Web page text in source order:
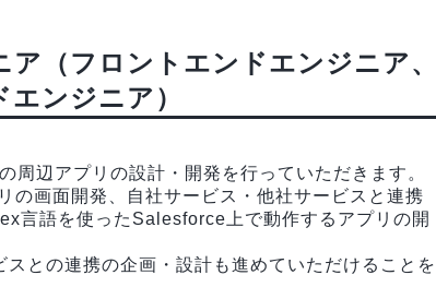
（フロントエンドエンジニア、
ンジニア）
周辺アプリの設計・開発を行っていただきます。
画面開発、自社サービス・他社サービスと連携
言語を使ったSalesforce上で動作するアプリの開
との連携の企画・設計も進めていただけることを